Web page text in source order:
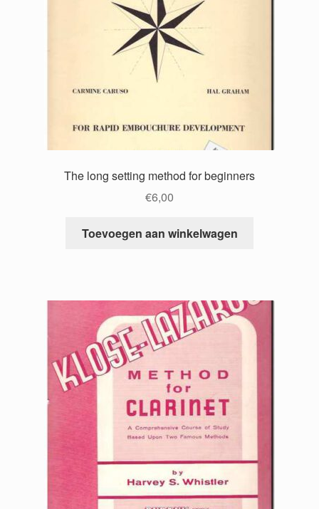
The long setting method for beginners
€6,00
Toevoegen aan winkelwagen